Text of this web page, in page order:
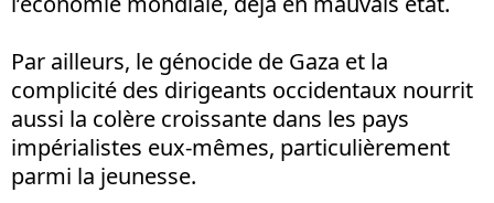
Par ailleurs, le génocide de Gaza et la
complicité des dirigeants occidentaux nourrit
aussi la colère croissante dans les pays
impérialistes eux-mêmes, particulièrement
parmi la jeunesse.